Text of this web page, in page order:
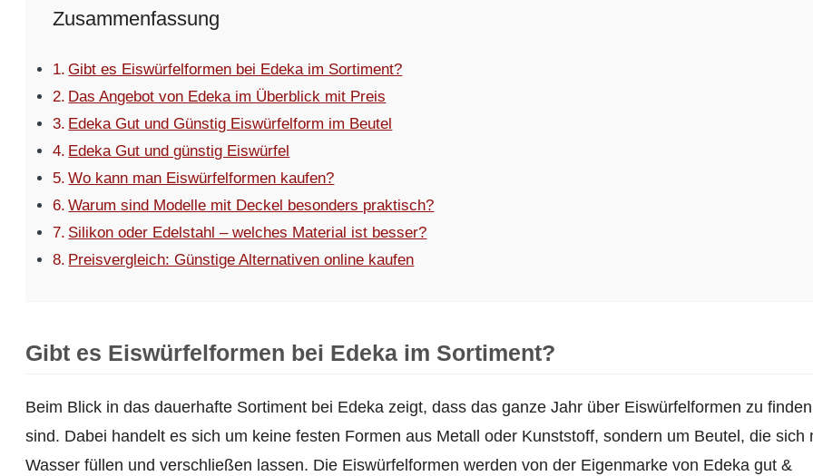
Zusammenfassung
Gibt es Eiswürfelformen bei Edeka im Sortiment?
Das Angebot von Edeka im Überblick mit Preis
Edeka Gut und Günstig Eiswürfelform im Beutel
Edeka Gut und günstig Eiswürfel
Wo kann man Eiswürfelformen kaufen?
Warum sind Modelle mit Deckel besonders praktisch?
Silikon oder Edelstahl – welches Material ist besser?
Preisvergleich: Günstige Alternativen online kaufen
Gibt es Eiswürfelformen bei Edeka im Sortiment?
Beim Blick in das dauerhafte Sortiment bei Edeka zeigt, dass das ganze Jahr über Eiswürfelformen zu finden
sind. Dabei handelt es sich um keine festen Formen aus Metall oder Kunststoff, sondern um Beutel, die sich
Wasser füllen und verschließen lassen. Die Eiswürfelformen werden von der Eigenmarke von Edeka gut &